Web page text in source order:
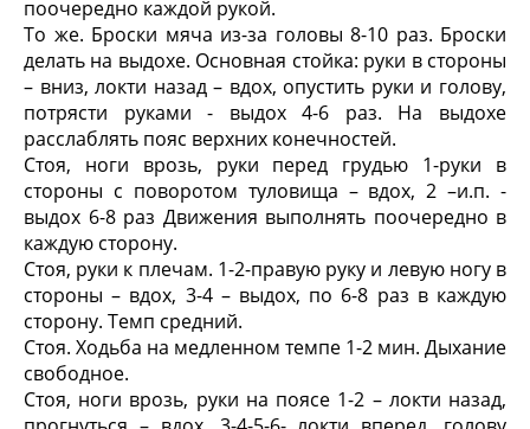
поочередно каждой рукой.
То же. Броски мяча из-за головы 8-10 раз. Броски
делать на выдохе. Основная стойка: руки в стороны
– вниз, локти назад – вдох, опустить руки и голову,
потрясти руками - выдох 4-6 раз. На выдохе
расслаблять пояс верхних конечностей.
Стоя, ноги врозь, руки перед грудью 1-руки в
стороны с поворотом туловища – вдох, 2 –и.п. -
выдох 6-8 раз Движения выполнять поочередно в
каждую сторону.
Стоя, руки к плечам. 1-2-правую руку и левую ногу в
стороны – вдох, 3-4 – выдох, по 6-8 раз в каждую
сторону. Темп средний.
Стоя. Ходьба на медленном темпе 1-2 мин. Дыхание
свободное.
Стоя, ноги врозь, руки на поясе 1-2 – локти назад,